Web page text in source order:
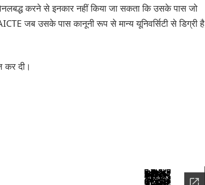
करने से इनकार नहीं किया जा सकता कि उसके पास जो
जब उसके पास कानूनी रूप से मान्य यूनिवर्सिटी से डिग्री
कर दी।